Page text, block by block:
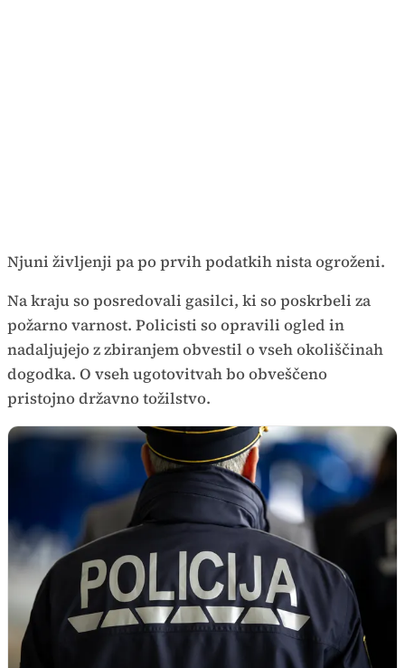
Njuni življenji pa po prvih podatkih nista ogroženi.
Na kraju so posredovali gasilci, ki so poskrbeli za
požarno varnost. Policisti so opravili ogled in
nadaljujejo z zbiranjem obvestil o vseh okoliščinah
dogodka. O vseh ugotovitvah bo obveščeno
pristojno državno tožilstvo.